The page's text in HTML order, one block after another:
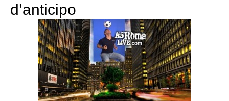
d’anticipo